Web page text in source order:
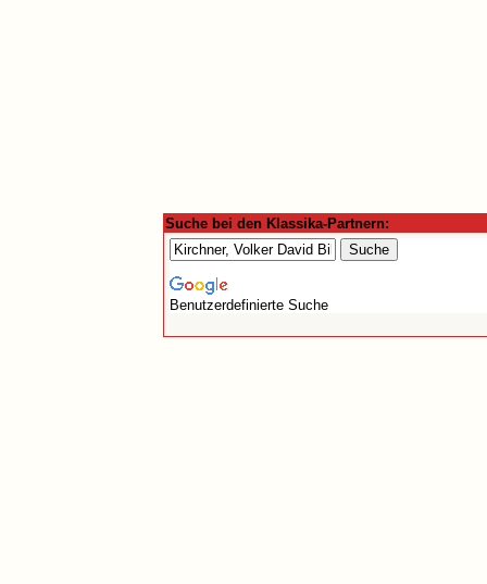
Suche bei den Klassika-Partnern:
Benutzerdefinierte Suche